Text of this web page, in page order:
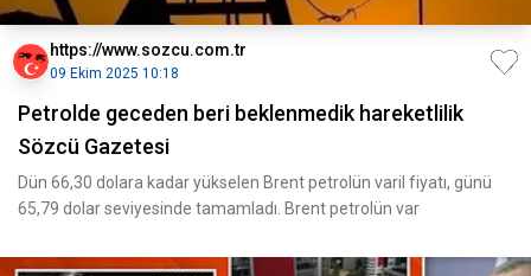
https://www.sozcu.com.tr
09 Ekim 2025 10:18
Petrolde geceden beri beklenmedik hareketlilik
Sözcü Gazetesi
Dün 66,30 dolara kadar yükselen Brent petrolün varil fiyatı, günü
65,79 dolar seviyesinde tamamladı. Brent petrolün var